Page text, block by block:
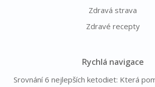
Zdravá strava
Zdravé recepty
Rychlá navigace
Srovnání 6 nejlepších ketodiet: Která